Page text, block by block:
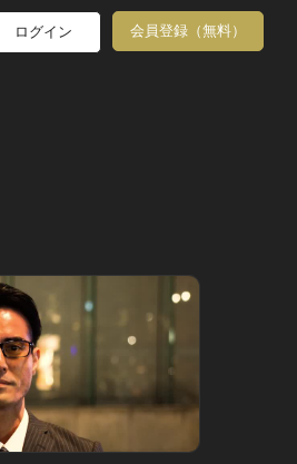
ログイン 会員登録（無料）